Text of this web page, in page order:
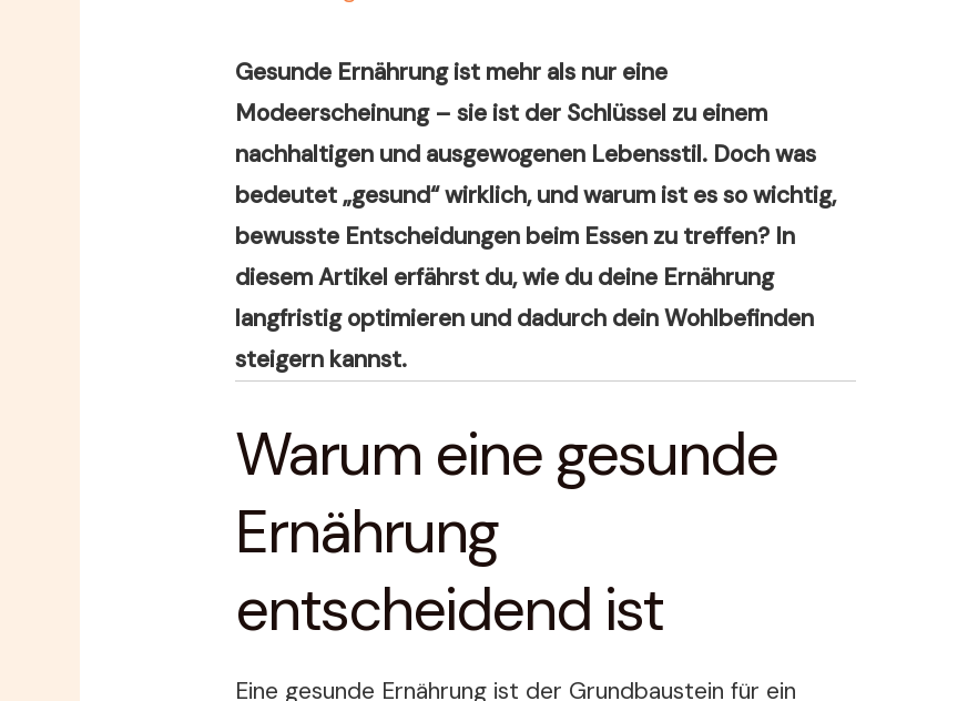
Gesunde Ernährung ist mehr als nur eine
Modeerscheinung – sie ist der Schlüssel zu einem
nachhaltigen und ausgewogenen Lebensstil. Doch was
bedeutet „gesund“ wirklich, und warum ist es so wichtig,
bewusste Entscheidungen beim Essen zu treffen? In
diesem Artikel erfährst du, wie du deine Ernährung
langfristig optimieren und dadurch dein Wohlbefinden
steigern kannst.
Warum eine gesunde
Ernährung
entscheidend ist
Eine gesunde Ernährung ist der Grundbaustein für ein